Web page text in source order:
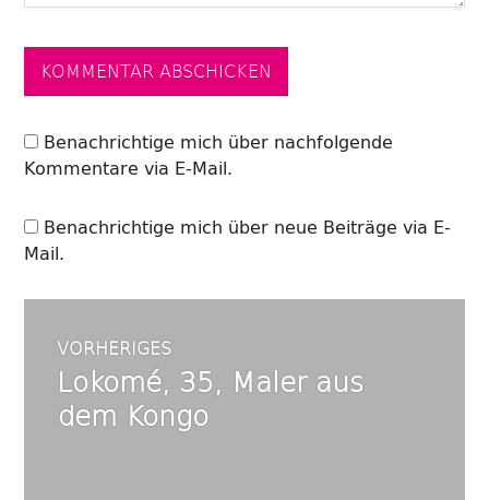
Benachrichtige mich über nachfolgende
Kommentare via E-Mail.
Benachrichtige mich über neue Beiträge via E-
Mail.
Beitrags-
Navigation
VORHERIGES
Vorheriger
Beitrag:
Lokomé, 35, Maler aus
dem Kongo